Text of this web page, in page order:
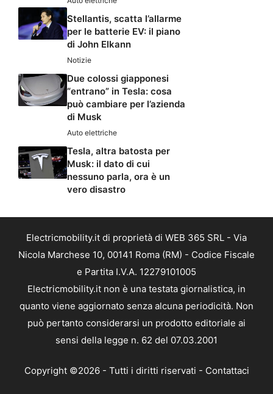
Stellantis, scatta l’allarme
per le batterie EV: il piano
di John Elkann
Notizie
Due colossi giapponesi
“entrano” in Tesla: cosa
può cambiare per l’azienda
di Musk
Auto elettriche
Tesla, altra batosta per
Musk: il dato di cui
nessuno parla, ora è un
vero disastro
Electricmobility.it di proprietà di WEB 365 SRL - Via
Nicola Marchese 10, 00141 Roma (RM) - Codice Fiscale
e Partita I.V.A. 12279101005
Electricmobility.it non è una testata giornalistica, in
quanto viene aggiornato senza alcuna periodicità. Non
può pertanto considerarsi un prodotto editoriale ai
sensi della legge n. 62 del 07.03.2001
Copyright ©2026 - Tutti i diritti riservati - Contattaci